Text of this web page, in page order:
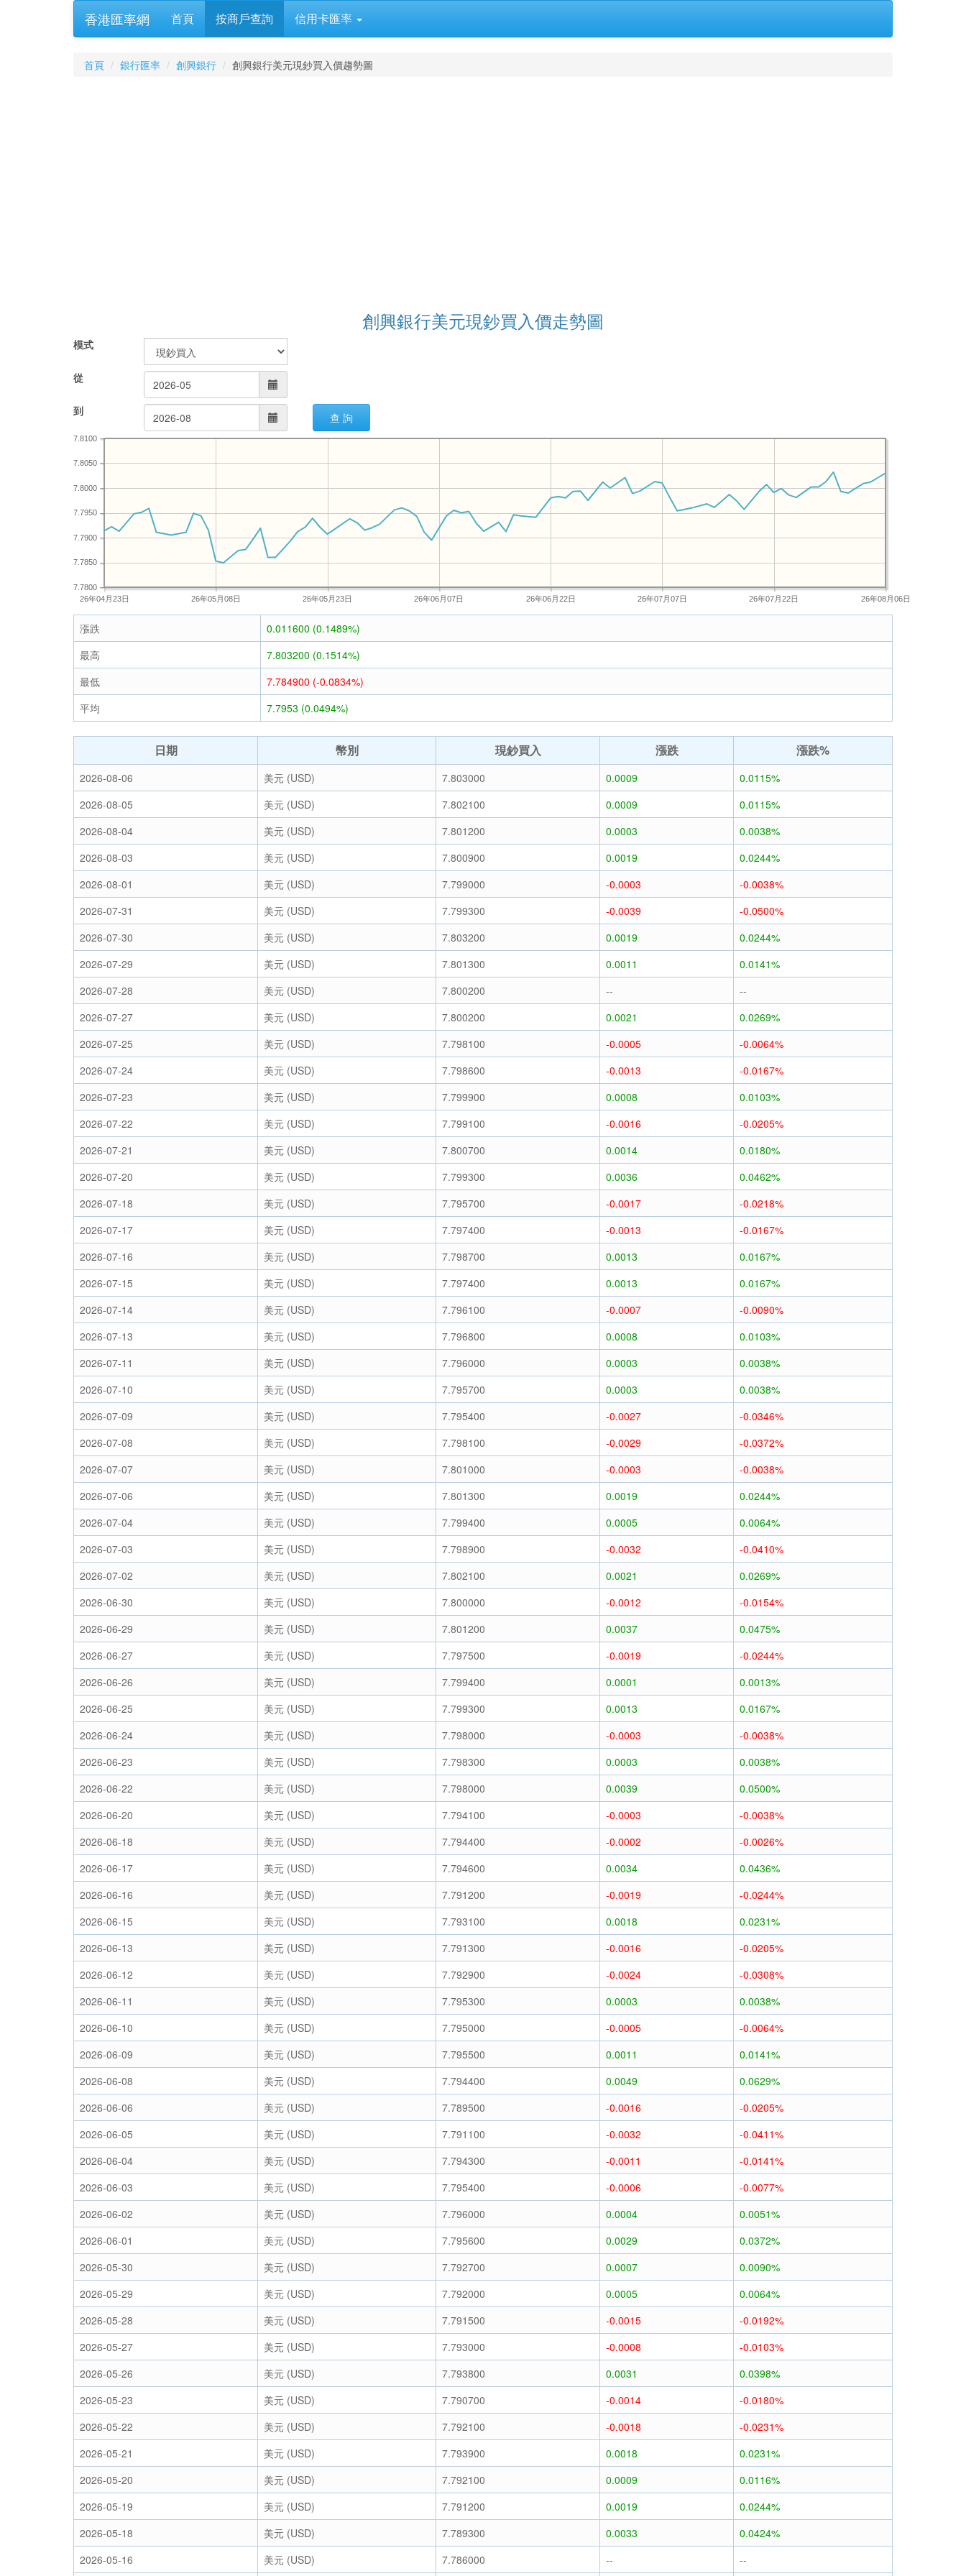
香港匯率網 首頁 按商戶查詢 信用卡匯率
首頁 銀行匯率 創興銀行 創興銀行美元現鈔買入價趨勢圖
創興銀行美元現鈔買入價走勢圖
模式
從
到 查 詢
26年04月23日 26年05月08日 26年05月23日 26年06月07日 26年06月22日 26年07月07日 26年07月22日 26年08月06日
7.7800
7.7850
7.7900
7.7950
7.8000
7.8050
7.8100
漲跌
0.011600 (0.1489%)
最高
7.803200 (0.1514%)
最低
7.784900 (-0.0834%)
平均
7.7953 (0.0494%)
日期 幣別 現鈔買入 漲跌 漲跌%
2026-08-06 美元 (USD) 7.803000 0.0009
0.0115%
2026-08-05
美元 (USD) 7.802100 0.0009
0.0115%
2026-08-04
美元 (USD) 7.801200 0.0003
0.0038%
2026-08-03
美元 (USD) 7.800900 0.0019
0.0244%
2026-08-01
美元 (USD) 7.799000 -0.0003
-0.0038%
2026-07-31
美元 (USD) 7.799300 -0.0039
-0.0500%
2026-07-30
美元 (USD) 7.803200 0.0019
0.0244%
2026-07-29
美元 (USD) 7.801300 0.0011
0.0141%
2026-07-28
美元 (USD) 7.800200 --
--
2026-07-27
美元 (USD) 7.800200 0.0021
0.0269%
2026-07-25
美元 (USD) 7.798100 -0.0005
-0.0064%
2026-07-24
美元 (USD) 7.798600 -0.0013
-0.0167%
2026-07-23
美元 (USD) 7.799900 0.0008
0.0103%
2026-07-22
美元 (USD) 7.799100 -0.0016
-0.0205%
2026-07-21
美元 (USD) 7.800700 0.0014
0.0180%
2026-07-20
美元 (USD) 7.799300 0.0036
0.0462%
2026-07-18
美元 (USD) 7.795700 -0.0017
-0.0218%
2026-07-17
美元 (USD) 7.797400 -0.0013
-0.0167%
2026-07-16
美元 (USD) 7.798700 0.0013
0.0167%
2026-07-15
美元 (USD) 7.797400 0.0013
0.0167%
2026-07-14
美元 (USD) 7.796100 -0.0007
-0.0090%
2026-07-13
美元 (USD) 7.796800 0.0008
0.0103%
2026-07-11
美元 (USD) 7.796000 0.0003
0.0038%
2026-07-10
美元 (USD) 7.795700 0.0003
0.0038%
2026-07-09
美元 (USD) 7.795400 -0.0027
-0.0346%
2026-07-08
美元 (USD) 7.798100 -0.0029
-0.0372%
2026-07-07
美元 (USD) 7.801000 -0.0003
-0.0038%
2026-07-06
美元 (USD) 7.801300 0.0019
0.0244%
2026-07-04
美元 (USD) 7.799400 0.0005
0.0064%
2026-07-03
美元 (USD) 7.798900 -0.0032
-0.0410%
2026-07-02
美元 (USD) 7.802100 0.0021
0.0269%
2026-06-30
美元 (USD) 7.800000 -0.0012
-0.0154%
2026-06-29
美元 (USD) 7.801200 0.0037
0.0475%
2026-06-27
美元 (USD) 7.797500 -0.0019
-0.0244%
2026-06-26
美元 (USD) 7.799400 0.0001
0.0013%
2026-06-25
美元 (USD) 7.799300 0.0013
0.0167%
2026-06-24
美元 (USD) 7.798000 -0.0003
-0.0038%
2026-06-23
美元 (USD) 7.798300 0.0003
0.0038%
2026-06-22
美元 (USD) 7.798000 0.0039
0.0500%
2026-06-20
美元 (USD) 7.794100 -0.0003
-0.0038%
2026-06-18
美元 (USD) 7.794400 -0.0002
-0.0026%
2026-06-17
美元 (USD) 7.794600 0.0034
0.0436%
2026-06-16
美元 (USD) 7.791200 -0.0019
-0.0244%
2026-06-15
美元 (USD) 7.793100 0.0018
0.0231%
2026-06-13
美元 (USD) 7.791300 -0.0016
-0.0205%
2026-06-12
美元 (USD) 7.792900 -0.0024
-0.0308%
2026-06-11
美元 (USD) 7.795300 0.0003
0.0038%
2026-06-10
美元 (USD) 7.795000 -0.0005
-0.0064%
2026-06-09
美元 (USD) 7.795500 0.0011
0.0141%
2026-06-08
美元 (USD) 7.794400 0.0049
0.0629%
2026-06-06
美元 (USD) 7.789500 -0.0016
-0.0205%
2026-06-05
美元 (USD) 7.791100 -0.0032
-0.0411%
2026-06-04
美元 (USD) 7.794300 -0.0011
-0.0141%
2026-06-03
美元 (USD) 7.795400 -0.0006
-0.0077%
2026-06-02
美元 (USD) 7.796000 0.0004
0.0051%
2026-06-01
美元 (USD) 7.795600 0.0029
0.0372%
2026-05-30
美元 (USD) 7.792700 0.0007
0.0090%
2026-05-29
美元 (USD) 7.792000 0.0005
0.0064%
2026-05-28
美元 (USD) 7.791500 -0.0015
-0.0192%
2026-05-27
美元 (USD) 7.793000 -0.0008
-0.0103%
2026-05-26
美元 (USD) 7.793800 0.0031
0.0398%
2026-05-23
美元 (USD) 7.790700 -0.0014
-0.0180%
2026-05-22
美元 (USD) 7.792100 -0.0018
-0.0231%
2026-05-21
美元 (USD) 7.793900 0.0018
0.0231%
2026-05-20
美元 (USD) 7.792100 0.0009
0.0116%
2026-05-19
美元 (USD) 7.791200 0.0019
0.0244%
2026-05-18
美元 (USD) 7.789300 0.0033
0.0424%
2026-05-16
美元 (USD) 7.786000 -- --